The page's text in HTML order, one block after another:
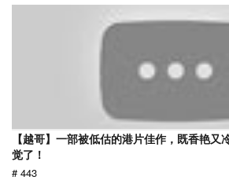
【越哥】一部被低估的港片佳作，既香艳又
觉了！
# 443